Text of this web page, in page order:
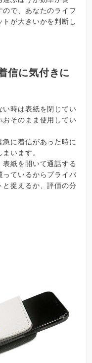
で、あなたのライフ
が大きいかを判断し
信に気付きに
い時は表紙を閉じてい
おそのまま使用してい
に着信があった時に
います。
紙を開いて通話する
っているからプライバ
と捉えるか、評価の分